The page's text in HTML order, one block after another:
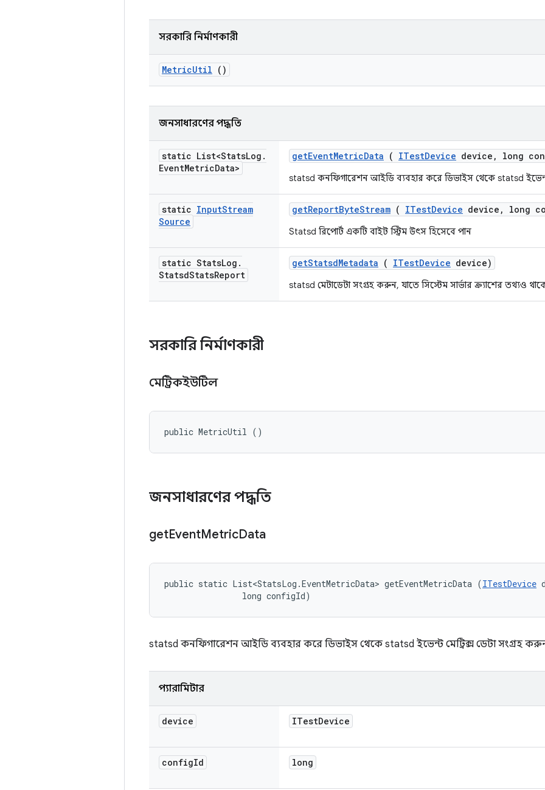
সরকারি নির্মাণকারী
MetricUtil ()
জনসাধারণের পদ্ধতি
static List<StatsLog .
EventMetricData>
getEventMetricData ( ITestDevice device , long
statsd কনফিগারেশন আইডি ব্যবহার করে ডিভাইস থেকে statsd ইভেন্ট
static InputStream
Source
getReportByteStream ( ITestDevice device , long
Statsd রিপোর্ট একটি বাইট স্ট্রিম উৎস হিসেবে পান
static StatsLog .
StatsdStatsReport
getStatsdMetadata ( ITestDevice device)
statsd মেটাডেটা সংগ্রহ করুন, যাতে সিস্টেম সার্ভার ক্র্যাশের তথ্যও
সরকারি নির্মাণকারী
মেট্রিকইউটিল
public MetricUtil ()
জনসাধারণের পদ্ধতি
getEventMetricData
public static List<StatsLog.EventMetricData> getEventMetricData (ITestDevice
                long configId)
statsd কনফিগারেশন আইডি ব্যবহার করে ডিভাইস থেকে statsd ইভেন্ট মেট্রিক্স ডেটা সংগ্রহ
প্যারামিটার
device ITestDevice
configId long